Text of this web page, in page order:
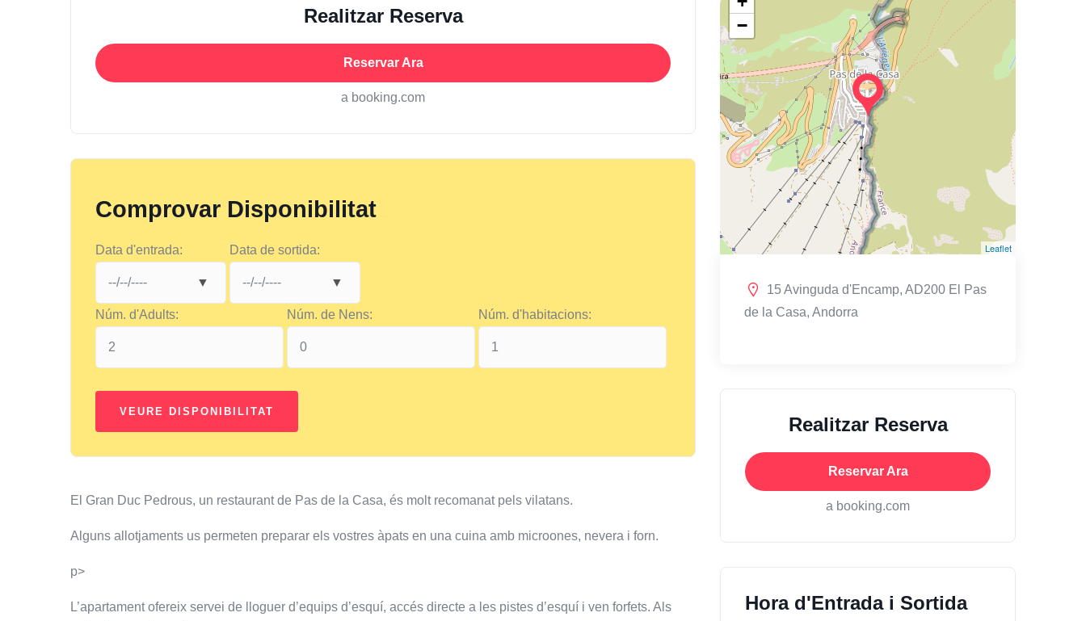
Realitzar Reserva
Reservar Ara
a booking.com
Comprovar Disponibilitat
Data d'entrada: Data de sortida:
Núm. d'Adults: Núm. de Nens: Núm. d'habitacions:
El Gran Duc Pedrous, un restaurant de Pas de la Casa, és molt recomanat pels vilatans.
Alguns allotjaments us permeten preparar els vostres àpats en una cuina amb microones, nevera i forn.
p>
L’apartament ofereix servei de lloguer d’equips d’esquí, accés directe a les pistes d’esquí i ven forfets. Als
−
Leaflet
15 Avinguda d'Encamp, AD200 El Pas
de la Casa, Andorra
Realitzar Reserva
Reservar Ara
a booking.com
Hora d'Entrada i Sortida